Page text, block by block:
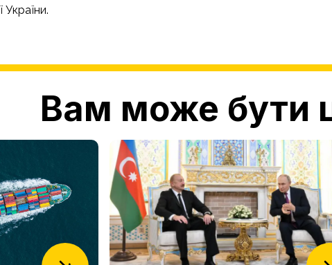
України.
Вам може бути